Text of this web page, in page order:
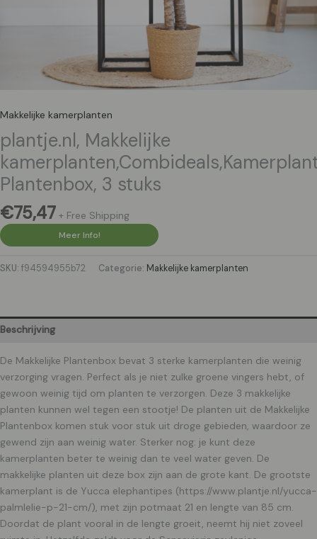
Makkelijke kamerplanten
plantje.nl, Makkelijke
Plantenbox, 3 stuks
€75,47 + Free Shipping
Meer Info!
SKU: f94594955b72 Categorie: Makkelijke kamerplanten
Beschrijving
De Makkelijke Plantenbox bevat 3 sterke kamerplanten die weinig
verzorging vragen. Perfect als je niet zulke groene vingers hebt, of
gewoon weinig tijd om planten te verzorgen. Deze 3 makkelijke
planten kunnen wel tegen een stootje! De planten uit de Makkelijke
Plantenbox komen stuk voor stuk uit droge gebieden, waardoor ze
gewend zijn aan weinig water. Sterker nog: je kunt deze
kamerplanten beter te weinig dan te veel water geven. De
makkelijke planten uit deze box zijn aan de grote kant. De grootste
kamerplant is de Yucca elephantipes (https://www.plantje.nl/yucca-
palmlelie-p-21-cm/), met zijn potmaat 21 en lengte van 85 cm.
Doordat de plant vooral in de lengte groeit, neemt hij niet zoveel